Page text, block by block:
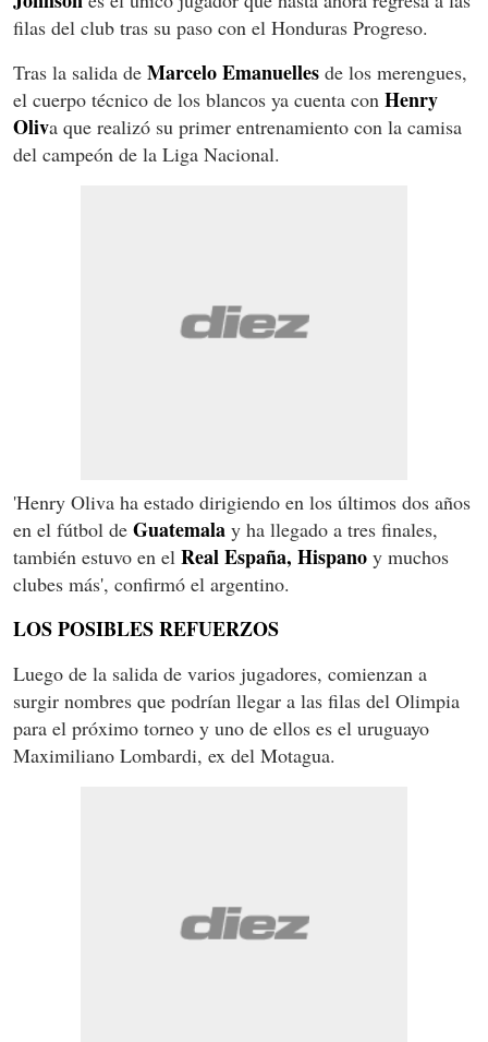
filas del club tras su paso con el Honduras Progreso.
Tras la salida de Marcelo Emanuelles de los merengues,
el cuerpo técnico de los blancos ya cuenta con Henry
Oliva que realizó su primer entrenamiento con la camisa
del campeón de la Liga Nacional.
'Henry Oliva ha estado dirigiendo en los últimos dos años
en el fútbol de Guatemala y ha llegado a tres finales,
también estuvo en el Real España, Hispano y muchos
clubes más', confirmó el argentino.
LOS POSIBLES REFUERZOS
Luego de la salida de varios jugadores, comienzan a
surgir nombres que podrían llegar a las filas del Olimpia
para el próximo torneo y uno de ellos es el uruguayo
Maximiliano Lombardi, ex del Motagua.